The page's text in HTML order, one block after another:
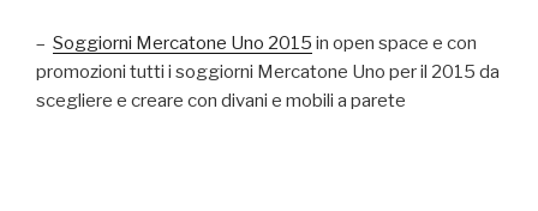
– Soggiorni Mercatone Uno 2015 in open space e con
promozioni tutti i soggiorni Mercatone Uno per il 2015 da
scegliere e creare con divani e mobili a parete